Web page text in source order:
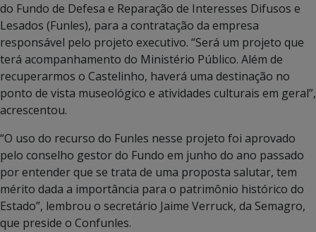
do Fundo de Defesa e Reparação de Interesses Difusos e
Lesados (Funles), para a contratação da empresa
responsável pelo projeto executivo. “Será um projeto que
terá acompanhamento do Ministério Público. Além de
recuperarmos o Castelinho, haverá uma destinação no
ponto de vista museológico e atividades culturais em geral”,
acrescentou.
“O uso do recurso do Funles nesse projeto foi aprovado
pelo conselho gestor do Fundo em junho do ano passado
por entender que se trata de uma proposta salutar, tem
mérito dada a importância para o patrimônio histórico do
Estado”, lembrou o secretário Jaime Verruck, da Semagro,
que preside o Confunles.